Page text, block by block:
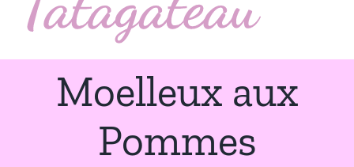
Moelleux aux
Pommes